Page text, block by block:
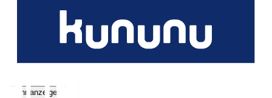
Mehr erfahren
Privatfahrzeuge am Arbeitsplatz geladen
Mehr anzeigen